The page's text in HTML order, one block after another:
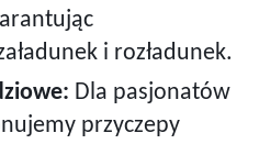
i rozładunek.
Dla pasjonatów
przyczepy